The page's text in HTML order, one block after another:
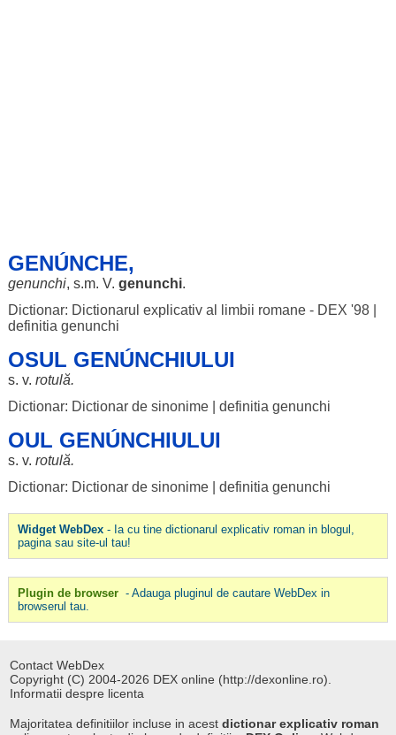
GENÚNCHE,
genunchi, s.m. V. genunchi.
Dictionar: Dictionarul explicativ al limbii romane - DEX '98|
definitia genunchi
OSUL GENÚNCHIULUI
s. v. rotulă.
Dictionar: Dictionar de sinonime| definitia genunchi
OUL GENÚNCHIULUI
s. v. rotulă.
Dictionar: Dictionar de sinonime| definitia genunchi
Widget WebDex- Ia cu tine dictionarul explicativ roman in blogul,
pagina sau site-ul tau!
Plugin de browser - Adauga pluginul de cautare WebDex in
browserul tau.
Contact WebDex
Copyright (C) 2004-2026 DEX online (http://dexonline.ro).
Informatii despre licenta
Majoritatea definitiilor incluse in acestdictionar explicativ roman